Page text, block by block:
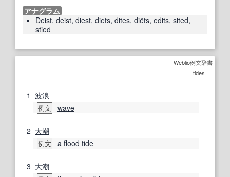
アナグラム
Deist, deist, diest, diets, dites, diëts, edits, sited,
stied
Weblio例文辞書
tides
1 波浪
例文 wave
2 大潮
例文 a flood tide
3 大潮